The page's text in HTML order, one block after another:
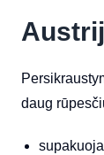
daug